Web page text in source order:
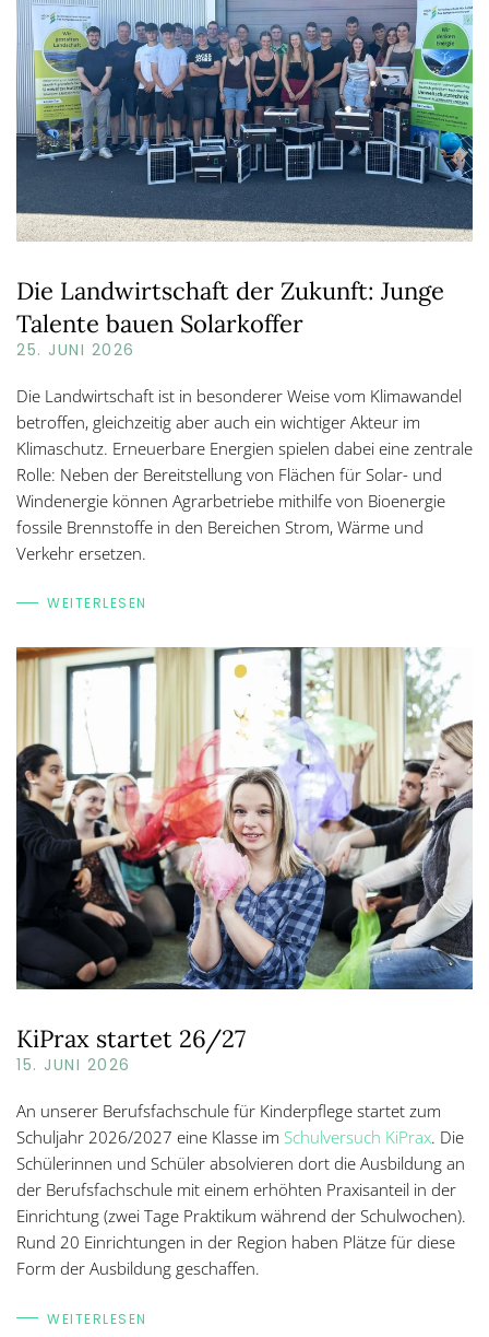
Die Landwirtschaft der Zukunft: Junge
Talente bauen Solarkoffer
25. JUNI 2026
Die Landwirtschaft ist in besonderer Weise vom Klimawandel
betroffen, gleichzeitig aber auch ein wichtiger Akteur im
Klimaschutz. Erneuerbare Energien spielen dabei eine zentrale
Rolle: Neben der Bereitstellung von Flächen für Solar- und
Windenergie können Agrarbetriebe mithilfe von Bioenergie
fossile Brennstoffe in den Bereichen Strom, Wärme und
Verkehr ersetzen.
WEITERLESEN
KiPrax startet 26/27
15. JUNI 2026
An unserer Berufsfachschule für Kinderpflege startet zum
Schuljahr 2026/2027 eine Klasse im Schulversuch KiPrax. Die
Schülerinnen und Schüler absolvieren dort die Ausbildung an
der Berufsfachschule mit einem erhöhten Praxisanteil in der
Einrichtung (zwei Tage Praktikum während der Schulwochen).
Rund 20 Einrichtungen in der Region haben Plätze für diese
Form der Ausbildung geschaffen.
WEITERLESEN